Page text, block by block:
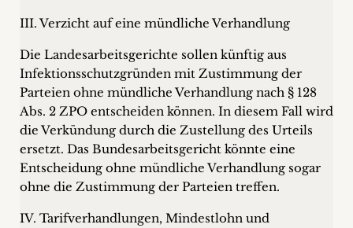
III. Verzicht auf eine mündliche Verhandlung
Die Landesarbeitsgerichte sollen künftig aus
Infektionsschutzgründen mit Zustimmung der
Parteien ohne mündliche Verhandlung nach § 128
Abs. 2 ZPO entscheiden können. In diesem Fall wird
die Verkündung durch die Zustellung des Urteils
ersetzt. Das Bundesarbeitsgericht könnte eine
Entscheidung ohne mündliche Verhandlung sogar
ohne die Zustimmung der Parteien treffen.
IV. Tarifverhandlungen, Mindestlohn und